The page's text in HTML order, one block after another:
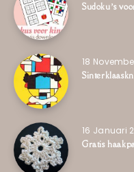
Sudoku’s
18
16 Januari
Gratis